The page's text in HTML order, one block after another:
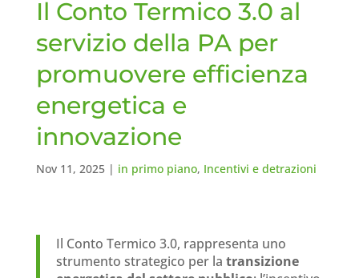
Il Conto Termico 3.0 al
servizio della PA per
promuovere efficienza
energetica e
innovazione
Nov 11, 2025| in primo piano, Incentivi e detrazioni
Il Conto Termico 3.0, rappresenta uno
strumento strategico per la transizione